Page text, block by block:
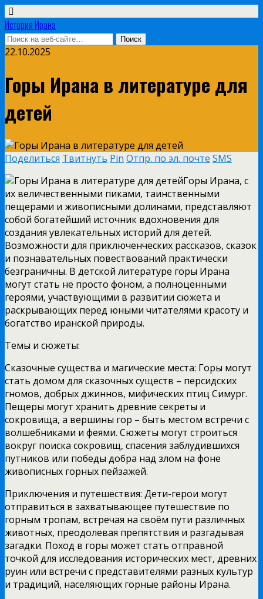
История Ирана
22.10.2025
Горы Ирана в литературе для
детей
Поделиться Твитнуть Pin Отпр. по эл. почте SMS
Горы Ирана, с
их величественными пиками, таинственными
пещерами и живописными долинами, представляют
собой богатейший источник вдохновения для
создания увлекательных историй для детей.
Возможности для приключенческих рассказов, сказок
и познавательных повествований практически
безграничны. В детской литературе горы Ирана
могут стать не просто фоном, а полноценными
героями, участвующими в развитии сюжета и
раскрывающих перед юными читателями красоту и
богатство иранской природы.
Темы и сюжеты:
Сказочные существа и магические места: Горы могут
стать домом для сказочных существ – персидских
гномов, добрых джиннов, мифических птиц Симург.
Пещеры могут хранить древние секреты и
сокровища, а вершины гор – быть местом встречи с
волшебниками и феями. Сюжеты могут строиться
вокруг поиска сокровищ, спасения заблудившихся
путников или победы добра над злом на фоне
живописных горных пейзажей.
Приключения и путешествия: Дети-герои могут
отправиться в захватывающее путешествие по
горным тропам, встречая на своём пути различных
животных, преодолевая препятствия и разгадывая
загадки. Поход в горы может стать отправной
точкой для исследования исторических мест, древних
руин или встречи с представителями разных культур
и традиций, населяющих горные районы Ирана.